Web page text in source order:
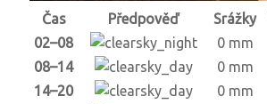
Čas Předpověď Srážky
02–08
0 mm
08–14
0 mm
14–20
0 mm